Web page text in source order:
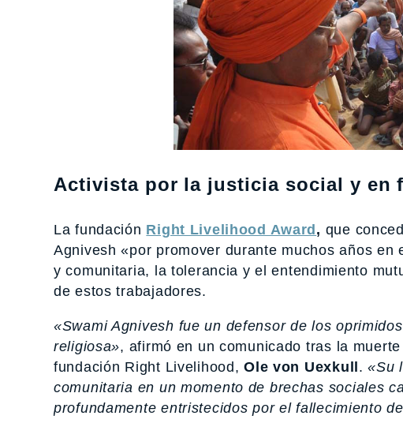
Activista por la justicia social y en
La fundación Right Livelihood Award, que
Agnivesh «por promover durante muchos años
y comunitaria, la tolerancia y el entendimiento
de estos trabajadores.
«Swami Agnivesh fue un defensor de los
religiosa», afirmó en un comunicado tras la
fundación Right Livelihood,Ole von Uexkull.«Su
comunitaria en un momento de brechas sociales
profundamente entristecidos por el fallecimiento